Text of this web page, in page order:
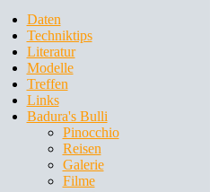
Daten
Techniktips
Literatur
Modelle
Treffen
Links
Badura's Bulli
Pinocchio
Reisen
Galerie
Filme